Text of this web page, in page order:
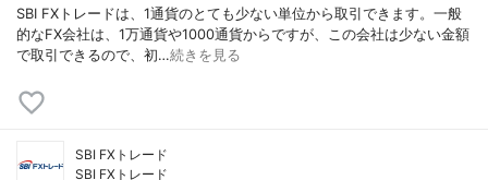
SBI FXトレードは、1通貨のとても少ない単位から取引できます。一般
的なFX会社は、1万通貨や1000通貨からですが、この会社は少ない金額
で取引できるので、初…続きを見る
SBI FXトレード
SBI FXトレード